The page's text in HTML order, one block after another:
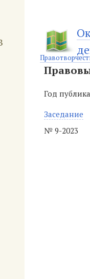
Год
Заседание
№ 9-2023